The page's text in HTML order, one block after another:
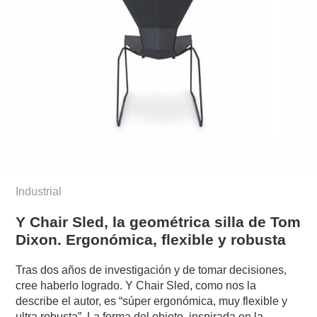
Industrial
Y Chair Sled, la geométrica silla de Tom
Dixon. Ergonómica, flexible y robusta
Tras dos años de investigación y de tomar decisiones,
cree haberlo logrado. Y Chair Sled, como nos la
describe el autor, es “súper ergonómica, muy flexible y